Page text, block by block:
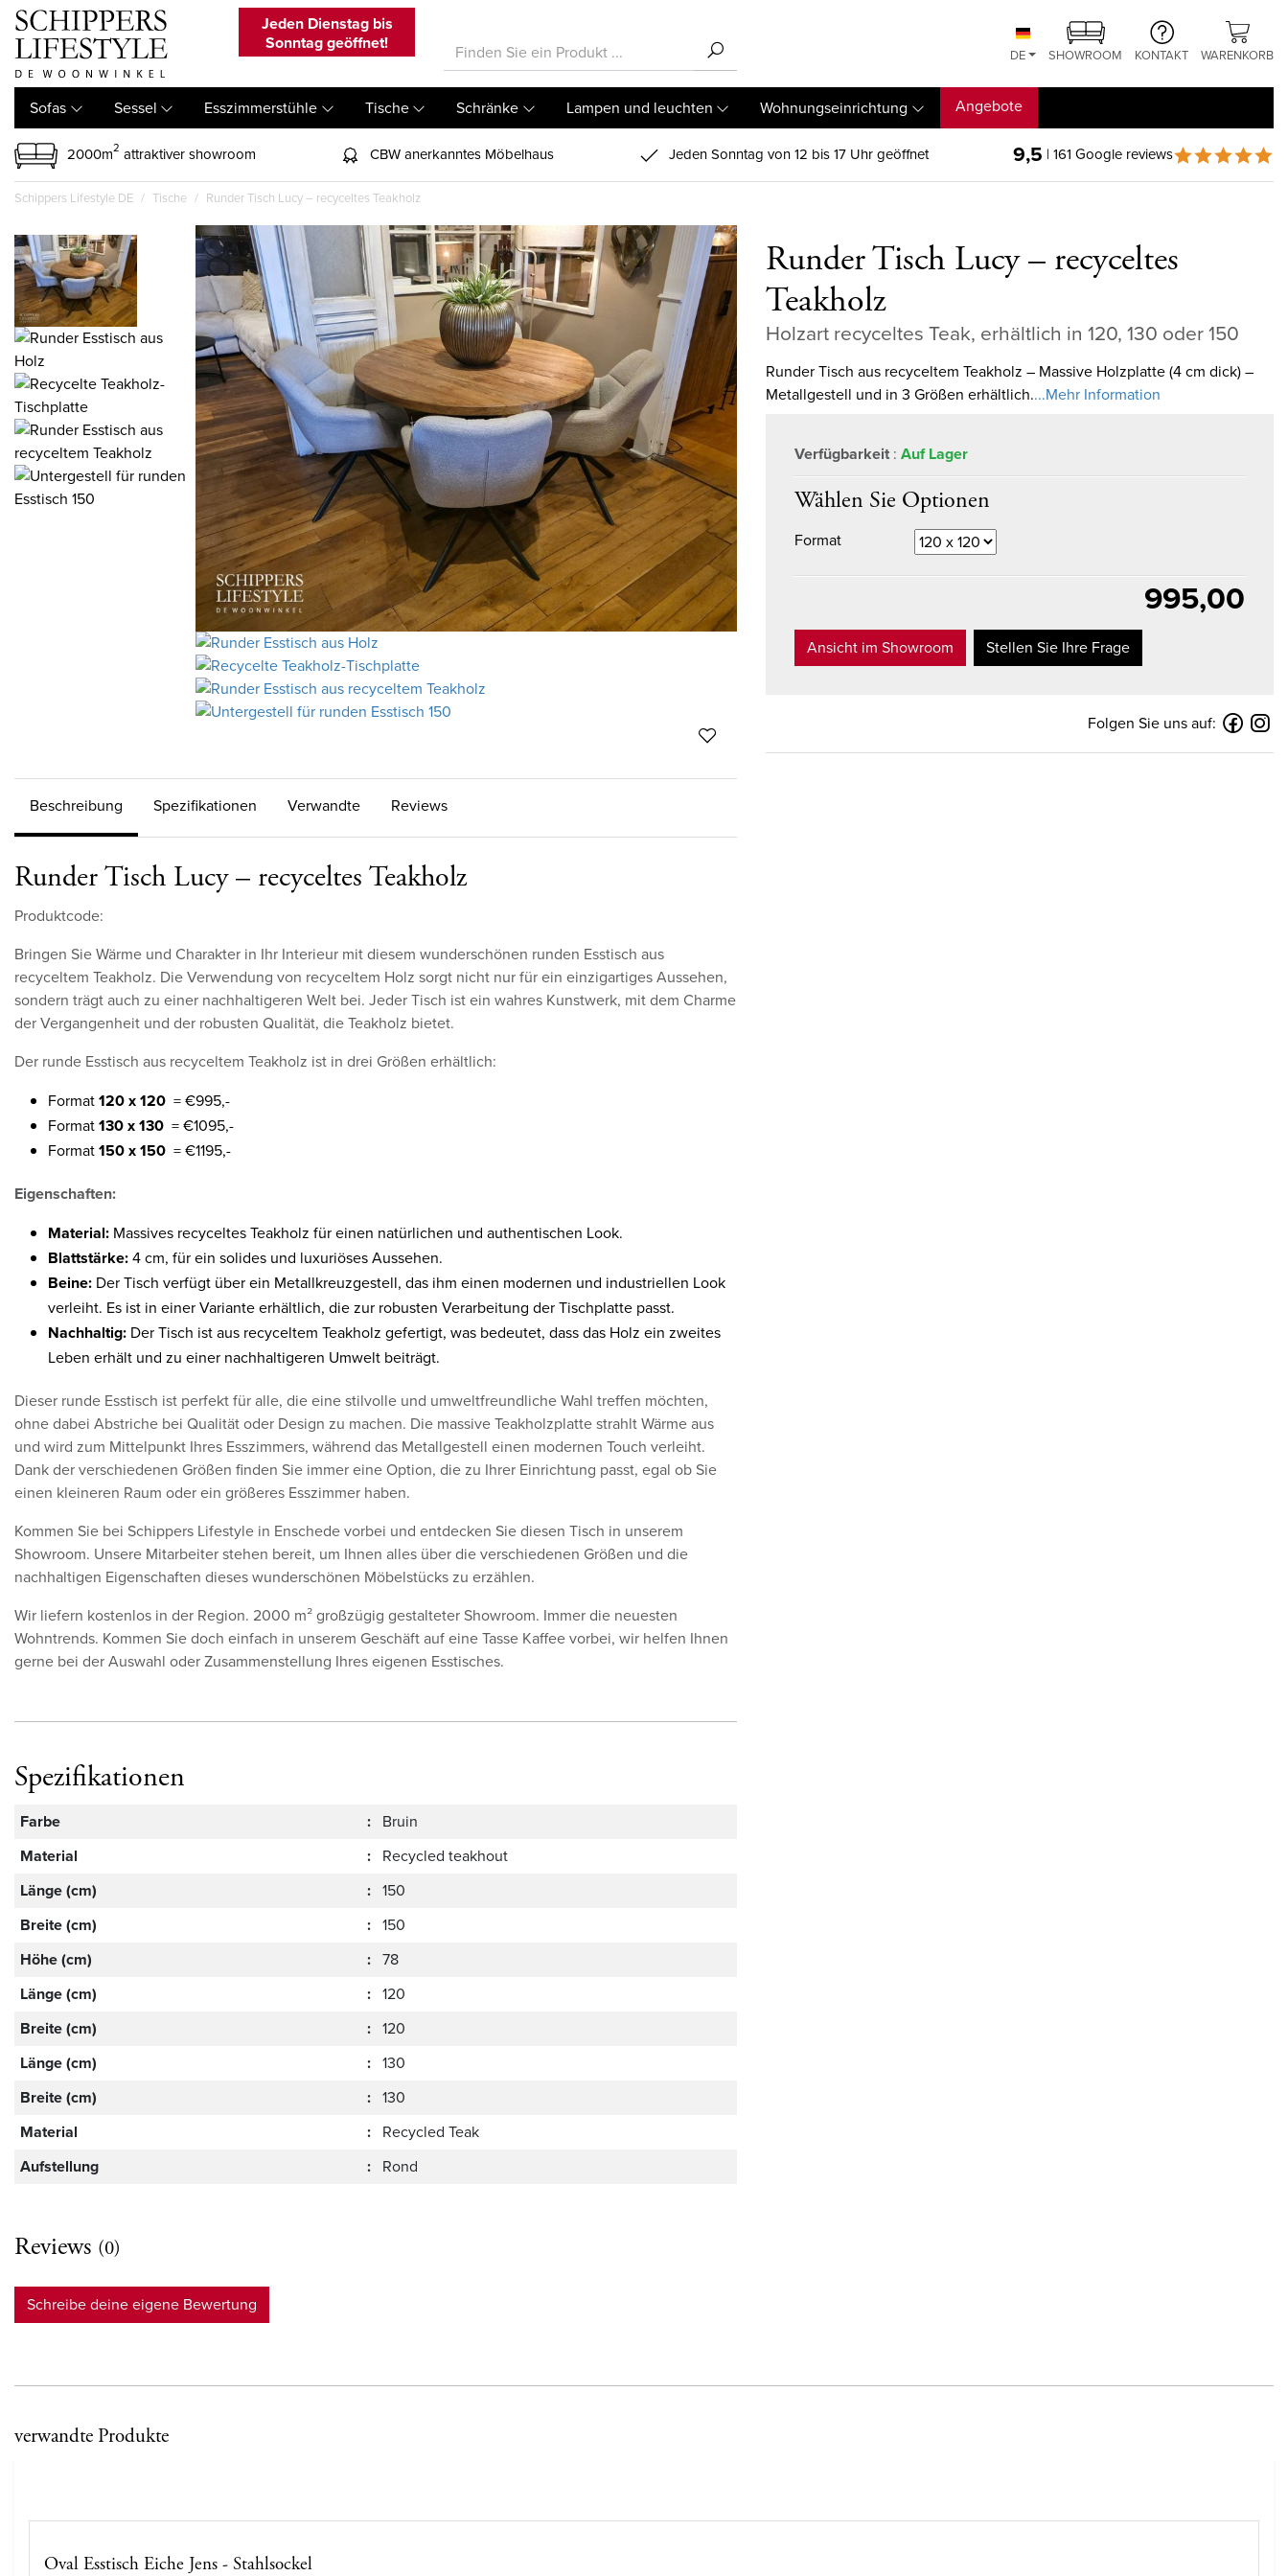
Jeden Dienstag bis
Sonntag geöffnet!
DE SHOWROOM KONTAKT WARENKORB
Sofas Sessel Esszimmerstühle Tische Schränke Lampen und leuchten Wohnungseinrichtung Angebote
2000m2 attraktiver showroom CBW anerkanntes Möbelhaus Jeden Sonntag von 12 bis 17 Uhr geöffnet 9,5 | 161 Google reviews
Schippers Lifestyle DE Tische Runder Tisch Lucy – recyceltes Teakholz
Beschreibung Spezifikationen Verwandte Reviews
Runder Tisch Lucy – recyceltes Teakholz
Produktcode:
Bringen Sie Wärme und Charakter in Ihr Interieur mit diesem wunderschönen runden Esstisch aus
recyceltem Teakholz. Die Verwendung von recyceltem Holz sorgt nicht nur für ein einzigartiges Aussehen,
sondern trägt auch zu einer nachhaltigeren Welt bei. Jeder Tisch ist ein wahres Kunstwerk, mit dem Charme
der Vergangenheit und der robusten Qualität, die Teakholz bietet.
Der runde Esstisch aus recyceltem Teakholz ist in drei Größen erhältlich:
Format120 x 120 = €995,-
Format130 x 130 = €1095,-
Format150 x 150 = €1195,-
Eigenschaften:
Material: Massives recyceltes Teakholz für einen natürlichen und authentischen Look.
Blattstärke:4 cm, für ein solides und luxuriöses Aussehen.
Beine: Der Tisch verfügt über ein Metallkreuzgestell, das ihm einen modernen und industriellen Look
verleiht. Es ist in einer Variante erhältlich, die zur robusten Verarbeitung der Tischplatte passt.
Nachhaltig: Der Tisch ist aus recyceltem Teakholz gefertigt, was bedeutet, dass das Holz ein zweites
Leben erhält und zu einer nachhaltigeren Umwelt beiträgt.
Dieser runde Esstisch ist perfekt für alle, die eine stilvolle und umweltfreundliche Wahl treffen möchten,
ohne dabei Abstriche bei Qualität oder Design zu machen. Die massive Teakholzplatte strahlt Wärme aus
und wird zum Mittelpunkt Ihres Esszimmers, während das Metallgestell einen modernen Touch verleiht.
Dank der verschiedenen Größen finden Sie immer eine Option, die zu Ihrer Einrichtung passt, egal ob Sie
einen kleineren Raum oder ein größeres Esszimmer haben.
Kommen Sie bei Schippers Lifestyle in Enschede vorbei und entdecken Sie diesen Tisch in unserem
Showroom. Unsere Mitarbeiter stehen bereit, um Ihnen alles über die verschiedenen Größen und die
nachhaltigen Eigenschaften dieses wunderschönen Möbelstücks zu erzählen.
Wir liefern kostenlos in der Region. 2000 m² großzügig gestalteter Showroom. Immer die neuesten
Wohntrends. Kommen Sie doch einfach in unserem Geschäft auf eine Tasse Kaffee vorbei, wir helfen Ihnen
gerne bei der Auswahl oder Zusammenstellung Ihres eigenen Esstisches.
Spezifikationen
Farbe : Bruin
Material
: Recycled teakhout
Länge (cm)
: 150
Breite (cm)
: 150
Höhe (cm)
: 78
Länge (cm)
: 120
Breite (cm)
: 120
Länge (cm)
: 130
Breite (cm)
: 130
Material
: Recycled Teak
Aufstellung
: Rond
Reviews (0)
Schreibe deine eigene Bewertung
Runder Tisch Lucy – recyceltes
Teakholz
Holzart recyceltes Teak, erhältlich in 120, 130 oder 150
Runder Tisch aus recyceltem Teakholz – Massive Holzplatte (4 cm dick) –
Metallgestell und in 3 Größen erhältlich....Mehr Information
Verfügbarkeit : Auf Lager
Wählen Sie Optionen
Format
995,00
Ansicht im Showroom Stellen Sie Ihre Frage
Folgen Sie uns auf:
verwandte Produkte
Oval Esstisch Eiche Jens - Stahlsockel